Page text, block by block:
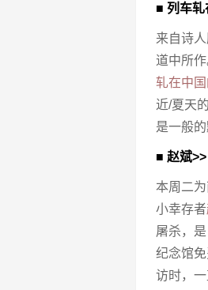
■ 列车轧
来自诗
道中所
轧在中
近/夏天
是一般
■ 赵斌>>
本周二
小幸存者
屠杀，
纪念馆
访时，